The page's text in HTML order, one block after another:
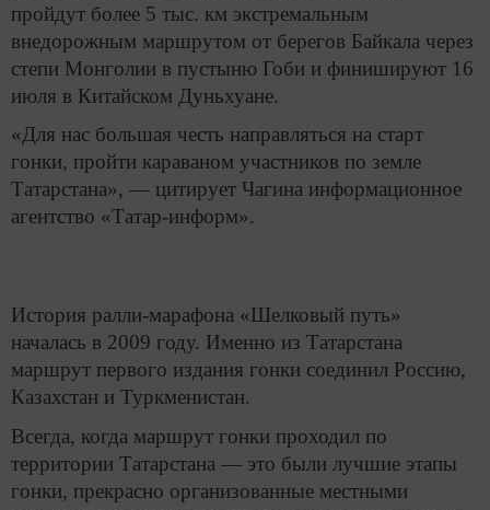
пройдут более 5 тыс. км экстремальным
внедорожным маршрутом от берегов Байкала через
степи Монголии в пустыню Гоби и финишируют 16
июля в Китайском Дуньхуане.
«Для нас большая честь направляться на старт
гонки, пройти караваном участников по земле
Татарстана», — цитирует Чагина информационное
агентство «Татар-информ».
История ралли-марафона «Шелковый путь»
началась в 2009 году. Именно из Татарстана
маршрут первого издания гонки соединил Россию,
Казахстан и Туркменистан.
Всегда, когда маршрут гонки проходил по
территории Татарстана — это были лучшие этапы
гонки, прекрасно организованные местными